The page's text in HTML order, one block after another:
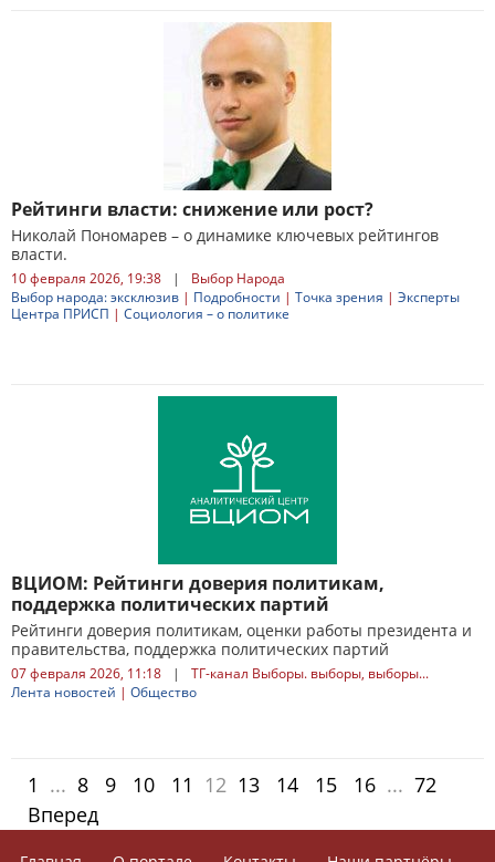
Рейтинги власти: снижение или рост?
Николай Пономарев – о динамике ключевых рейтингов
власти.
10 февраля 2026, 19:38 |
Выбор Народа
Выбор народа: эксклюзив | Подробности | Точка зрения | Эксперты
Центра ПРИСП | Социология – о политике
ВЦИОМ: Рейтинги доверия политикам,
поддержка политических партий
Рейтинги доверия политикам, оценки работы президента и
правительства, поддержка политических партий
07 февраля 2026, 11:18 |
ТГ-канал Выборы. выборы, выборы...
Лента новостей | Общество
1 ... 8 9 10 11 12 13 14 15 16 ... 72
Вперед